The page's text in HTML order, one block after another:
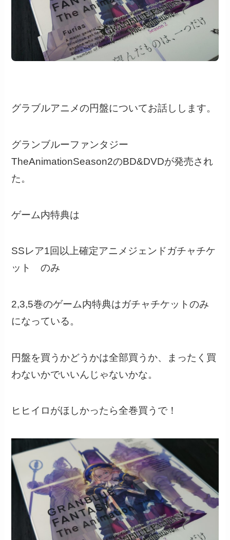
グラブルアニメの円盤についてお話しします。
グランブルーファンタジー
TheAnimationSeason2のBD&DVDが発売され
た。
ゲーム内特典は
SSレア1回以上確定アニメジェンドガチャチケ
ット のみ
2,3,5巻のゲーム内特典はガチャチケットのみ
になっている。
円盤を買うかどうかは全部買うか、まったく買
わないかでいいんじゃないかな。
ヒヒイロがほしかったら全巻買うで！